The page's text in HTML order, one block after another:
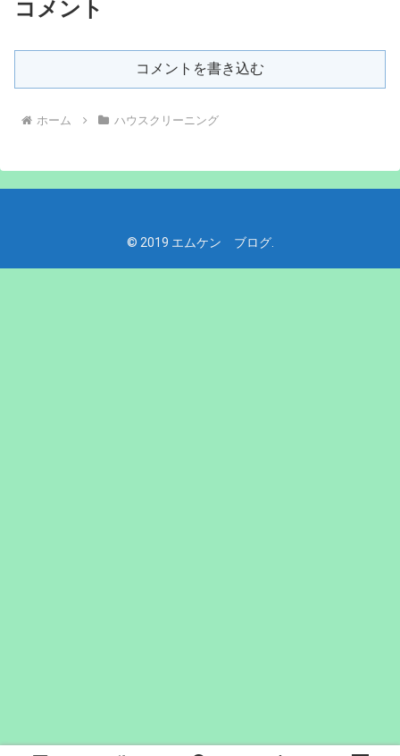
コメント
コメントを書き込む
ホーム ハウスクリーニング
© 2019 エムケン ブログ.